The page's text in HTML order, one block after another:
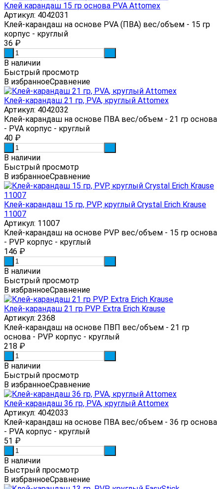
Клей карандаш 15 гр основа PVA Attomex
Артикул: 4042031
Клей-карандаш на основе PVA (ПВА) вес/объем - 15 гр
корпус - круглый
36 ₽
В наличии
Быстрый просмотр
В избранноеСравнение
Клей-карандаш 21 гр, PVA, круглый Attomex
Артикул: 4042032
Клей-карандаш на основе ПВА вес/объем - 21 гр основа
- PVA корпус - круглый
40 ₽
В наличии
Быстрый просмотр
В избранноеСравнение
Клей-карандаш 15 гр, PVP, круглый Crystal Erich Krause
11007
Артикул: 11007
Клей-карандаш на основе PVP вес/объем - 15 гр основа
- PVP корпус - круглый
146 ₽
В наличии
Быстрый просмотр
В избранноеСравнение
Клей-карандаш 21 гр PVP Еxtra Erich Krause
Артикул: 2368
Клей-карандаш на основе ПВП вес/объем - 21 гр
основа - PVP корпус - круглый
218 ₽
В наличии
Быстрый просмотр
В избранноеСравнение
Клей-карандаш 36 гр, PVA, круглый Attomex
Артикул: 4042033
Клей-карандаш на основе ПВА вес/объем - 36 гр основа
- PVA корпус - круглый
51 ₽
В наличии
Быстрый просмотр
В избранноеСравнение